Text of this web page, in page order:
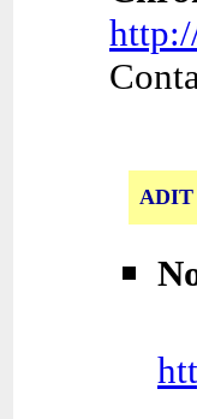
ADIT